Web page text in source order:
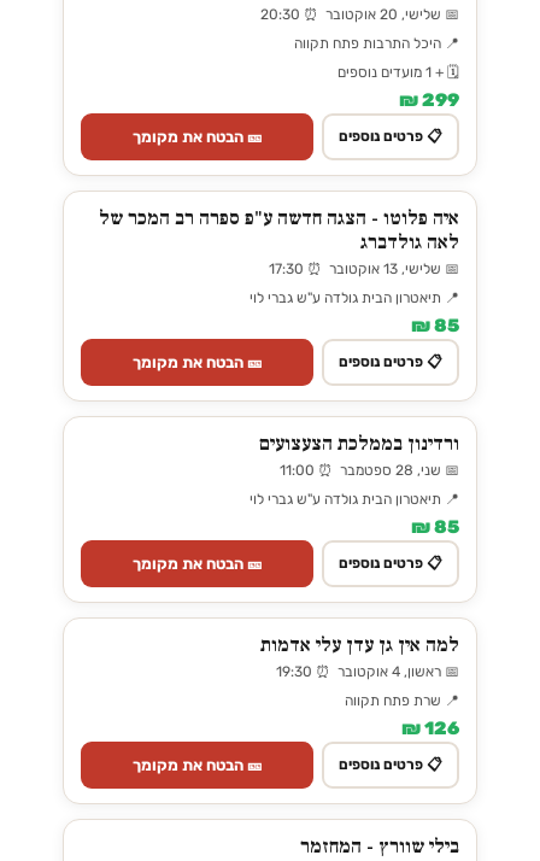
📅 שלישי, 20 אוקטובר ⏰ 20:30
📍 היכל התרבות פתח תקווה
🗓️ + 1 מועדים נוספים
299 ₪
📋 פרטים נוספים 🎫 הבטח את מקומך
איה פלוטו - הצגה חדשה ע"פ ספרה רב המכר של
לאה גולדברג
📅 שלישי, 13 אוקטובר ⏰ 17:30
📍 תיאטרון הבית גולדה ע"ש גברי לוי
85 ₪
📋 פרטים נוספים 🎫 הבטח את מקומך
ורדינון בממלכת הצעצועים
📅 שני, 28 ספטמבר ⏰ 11:00
📍 תיאטרון הבית גולדה ע"ש גברי לוי
85 ₪
📋 פרטים נוספים 🎫 הבטח את מקומך
למה אין גן עדן עלי אדמות
📅 ראשון, 4 אוקטובר ⏰ 19:30
📍 שרת פתח תקווה
126 ₪
📋 פרטים נוספים 🎫 הבטח את מקומך
בילי שוורץ - המחזמר